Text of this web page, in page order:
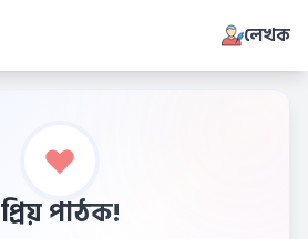
লেখক
প্রিয় পাঠক!